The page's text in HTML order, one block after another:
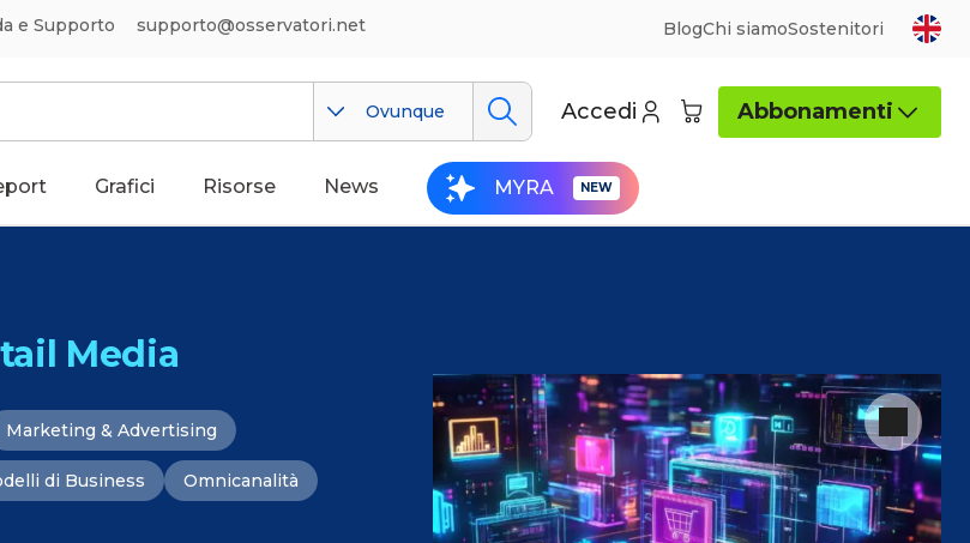
e Supporto supporto@osservatori.net BlogChi siamoSostenitori
Ovunque Accedi Abbonamenti
Grafici Risorse News MYRA
Media
Marketing & Advertising
di Business Omnicanalità